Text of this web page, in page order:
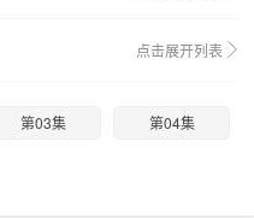
点击展开列表
第03集 第04集